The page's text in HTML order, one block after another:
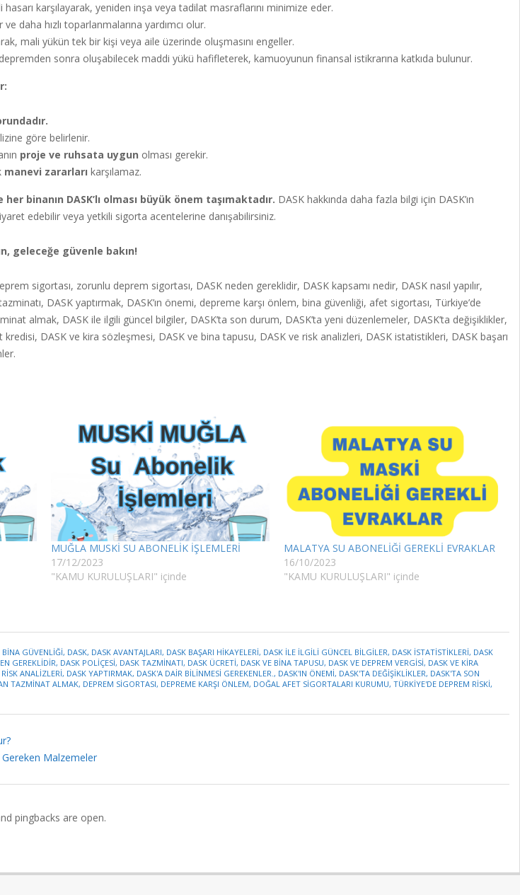
karşılayarak, yeniden inşa veya tadilat masraflarını minimize eder.
daha hızlı toparlanmalarına yardımcı olur.
mali yükün tek bir kişi veya aile üzerinde oluşmasını engeller.
sonra oluşabilecek maddi yükü hafifleterek, kamuoyunun finansal istikrarına katkıda bulunur.
göre belirlenir.
proje ve ruhsata uygun olması gerekir.
manevi zararları karşılamaz.
binanın DASK’lı olması büyük önem taşımaktadır. DASK hakkında daha fazla bilgi için DASK’ın
edebilir veya yetkili sigorta acentelerine danışabilirsiniz.
geleceğe güvenle bakın!
sigortası, zorunlu deprem sigortası, DASK neden gereklidir, DASK kapsamı nedir, DASK nasıl yapılır,
DASK yaptırmak, DASK’ın önemi, depreme karşı önlem, bina güvenliği, afet sigortası, Türkiye’de
almak, DASK ile ilgili güncel bilgiler, DASK’ta son durum, DASK’ta yeni düzenlemeler, DASK’ta değişiklikler,
DASK ve kira sözleşmesi, DASK ve bina tapusu, DASK ve risk analizleri, DASK istatistikleri, DASK başarı
MUĞLA MUSKİ SU ABONELİK İŞLEMLERİ
17/12/2023
"KAMU KURULUŞLARI" içinde
MALATYA SU ABONELİĞİ GEREKLİ EVRAKLAR
16/10/2023
"KAMU KURULUŞLARI" içinde
BINA GÜVENLIĞI, DASK, DASK AVANTAJLARI, DASK BAŞARI HIKAYELERI, DASK ILE ILGILI GÜNCEL BILGILER, DASK ISTATISTIKLERI, DASK
GEREKLIDIR, DASK POLIÇESI, DASK TAZMINATI, DASK ÜCRETI, DASK VE BINA TAPUSU, DASK VE DEPREM VERGISI, DASK VE KIRA
ANALIZLERI, DASK YAPTIRMAK, DASK'A DAIR BILINMESI GEREKENLER., DASK'IN ÖNEMI, DASK'TA DEĞIŞIKLIKLER, DASK'TA SON
TAZMINAT ALMAK, DEPREM SIGORTASI, DEPREME KARŞI ÖNLEM, DOĞAL AFET SIGORTALARI KURUMU, TÜRKIYE'DE DEPREM RISKI,
Gereken Malzemeler
pingbacks are open.